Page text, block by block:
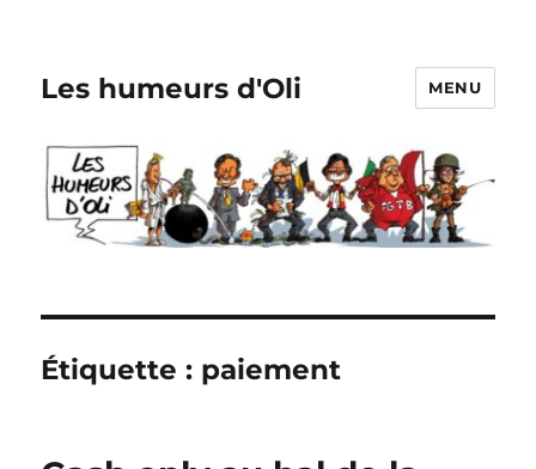
Les humeurs d'Oli MENU
Étiquette : paiement